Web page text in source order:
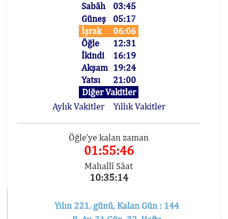
Sabâh
03:45
Güneş
05:17
İşrak
06:06
Öğle
12:31
İkindi
16:19
Akşam 19:24
Yatsı
21:00
Diğer Vakitler
Aylık Vakitler
Yıllık Vakitler
Öğle'ye kalan zaman
01:55:45
Mahallî Sâat
10:35:15
Yılın 221. günü, Kalan Gün : 144